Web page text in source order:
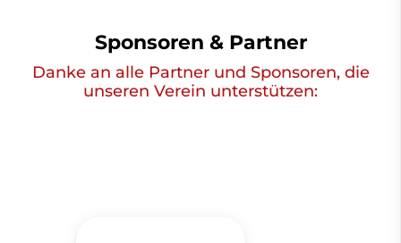
Sponsoren & Partner
Danke an alle Partner und Sponsoren, die
unseren Verein unterstützen: